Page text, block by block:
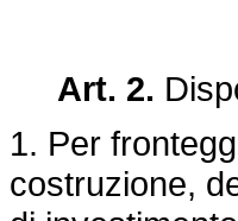
Art. 2.
1. Per
costruzione,